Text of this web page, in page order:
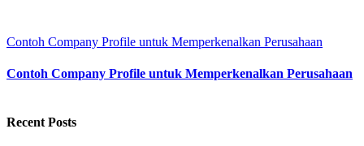
Contoh Company Profile untuk Memperkenalkan Perusahaan
Contoh Company Profile untuk Memperkenalkan Perusahaan
Recent Posts